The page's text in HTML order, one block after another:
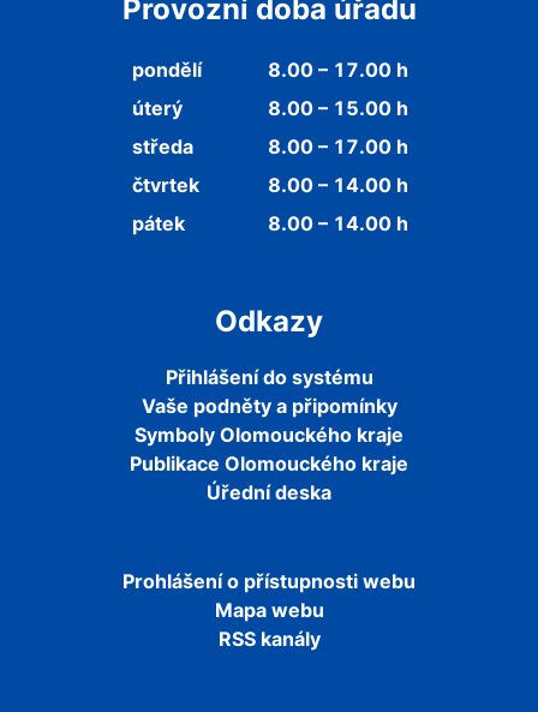
Provozní doba úřadu
pondělí
8.00 – 17.00 h
úterý
8.00 – 15.00 h
středa
8.00 – 17.00 h
čtvrtek
8.00 – 14.00 h
pátek
8.00 – 14.00 h
Odkazy
Přihlášení do systému
Vaše podněty a připomínky
Symboly Olomouckého kraje
Publikace Olomouckého kraje
Úřední deska
Prohlášení o přístupnosti webu
Mapa webu
RSS kanály